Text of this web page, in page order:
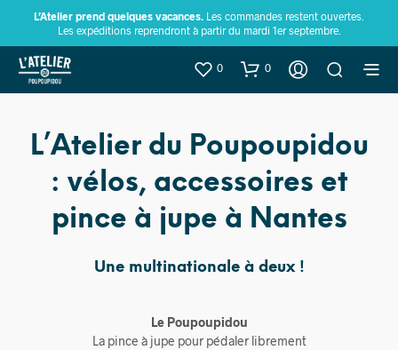
L’Atelier prend quelques vacances. Les commandes restent ouvertes.
Les expéditions reprendront à partir du mardi 1er septembre.
0 0
L’Atelier du Poupoupidou
: vélos, accessoires et
pince à jupe à Nantes
Une multinationale à deux !
Le Poupoupidou
La pince à jupe pour pédaler librement